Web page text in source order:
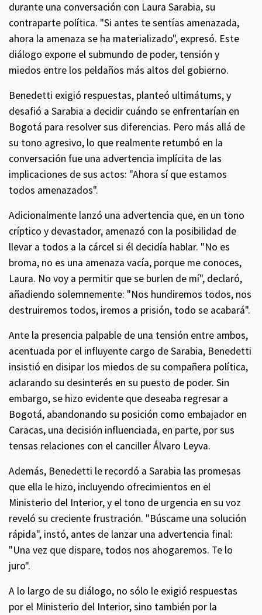
durante una conversación con Laura Sarabia, su
contraparte política. "Si antes te sentías amenazada,
ahora la amenaza se ha materializado", expresó. Este
diálogo expone el submundo de poder, tensión y
miedos entre los peldaños más altos del gobierno.
Benedetti exigió respuestas, planteó ultimátums, y
desafió a Sarabia a decidir cuándo se enfrentarían en
Bogotá para resolver sus diferencias. Pero más allá de
su tono agresivo, lo que realmente retumbó en la
conversación fue una advertencia implícita de las
implicaciones de sus actos: "Ahora sí que estamos
todos amenazados".
Adicionalmente lanzó una advertencia que, en un tono
críptico y devastador, amenazó con la posibilidad de
llevar a todos a la cárcel si él decidía hablar. "No es
broma, no es una amenaza vacía, porque me conoces,
Laura. No voy a permitir que se burlen de mí", declaró,
añadiendo solemnemente: "Nos hundiremos todos, nos
destruiremos todos, iremos a prisión, todo se acabará".
Ante la presencia palpable de una tensión entre ambos,
acentuada por el influyente cargo de Sarabia, Benedetti
insistió en disipar los miedos de su compañera política,
aclarando su desinterés en su puesto de poder. Sin
embargo, se hizo evidente que deseaba regresar a
Bogotá, abandonando su posición como embajador en
Caracas, una decisión influenciada, en parte, por sus
tensas relaciones con el canciller Álvaro Leyva.
Además, Benedetti le recordó a Sarabia las promesas
que ella le hizo, incluyendo ofrecimientos en el
Ministerio del Interior, y el tono de urgencia en su voz
reveló su creciente frustración. "Búscame una solución
rápida", instó, antes de lanzar una advertencia final:
"Una vez que dispare, todos nos ahogaremos. Te lo
juro".
A lo largo de su diálogo, no sólo le exigió respuestas
por el Ministerio del Interior, sino también por la